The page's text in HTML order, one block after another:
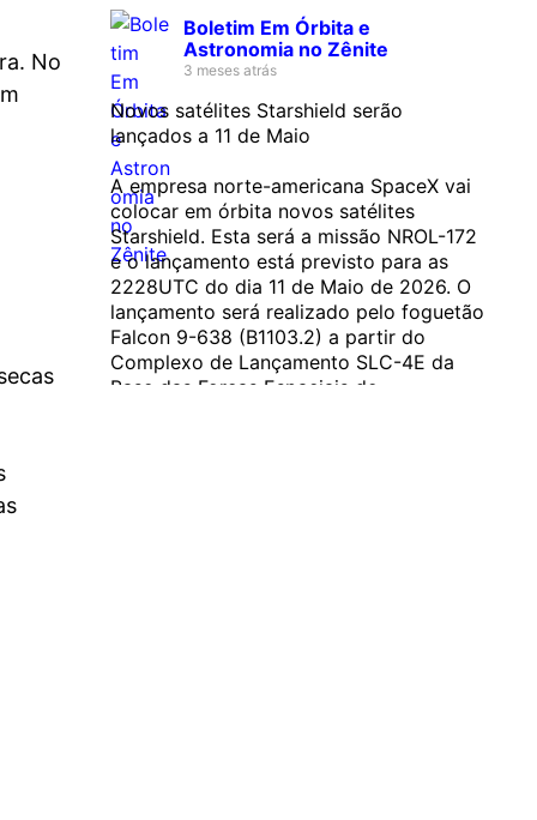
No
Boletim Em Órbita e
Astronomia no Zênite
3 meses atrás
Novos satélites Starshield serão
lançados a 11 de Maio
A empresa norte-americana SpaceX vai
colocar em órbita novos satélites
Starshield. Esta será a missão NROL-172
e o lançamento está previsto para as
2228UTC do dia 11 de Maio de 2026. O
lançamento será realizado pelo foguetão
Falcon 9-638 (B1103.2) a partir do
Complexo de Lançamento SLC-4E da
Base das Forças Espaciais de